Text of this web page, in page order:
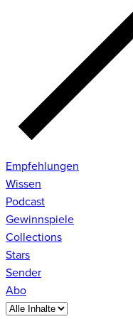
Empfehlungen
Wissen
Podcast
Gewinnspiele
Collections
Stars
Sender
Abo